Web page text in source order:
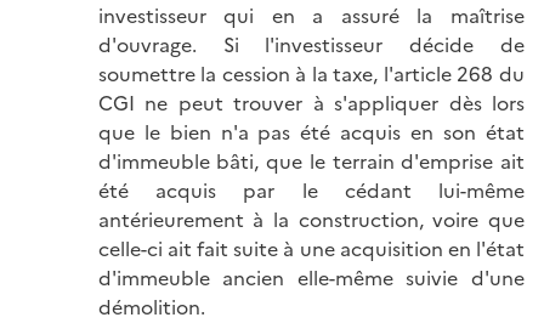
investisseur qui en a assuré la maîtrise
d'ouvrage. Si l'investisseur décide de
soumettre la cession à la taxe, l'article 268 du
CGI ne peut trouver à s'appliquer dès lors
que le bien n'a pas été acquis en son état
d'immeuble bâti, que le terrain d'emprise ait
été acquis par le cédant lui-même
antérieurement à la construction, voire que
celle-ci ait fait suite à une acquisition en l'état
d'immeuble ancien elle-même suivie d'une
démolition.